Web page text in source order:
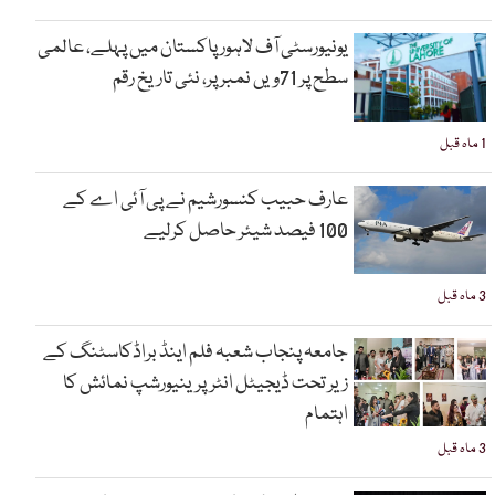
1 ماہ قبل
یونیورسٹی آف لاہور پاکستان میں پہلے، عالمی
سطح پر 71ویں نمبر پر، نئی تاریخ رقم
3 ماہ قبل
عارف حبیب کنسورشیم نے پی آئی اے کے
100 فیصد شیئر حاصل کرلیے
3 ماہ قبل
جامعہ پنجاب شعبہ فلم اینڈ براڈکاسٹنگ کے
زیر تحت ڈیجیٹل انٹرپرینیورشپ نمائش کا
اہتمام